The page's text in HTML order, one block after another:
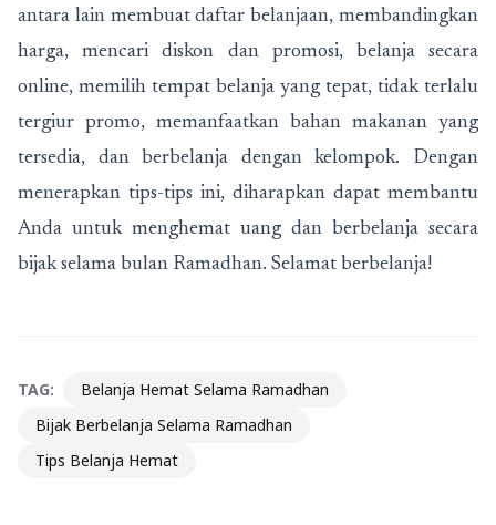
antara lain membuat daftar belanjaan, membandingkan
harga, mencari diskon dan promosi, belanja secara
online, memilih tempat belanja yang tepat, tidak terlalu
tergiur promo, memanfaatkan bahan makanan yang
tersedia, dan berbelanja dengan kelompok. Dengan
menerapkan tips-tips ini, diharapkan dapat membantu
Anda untuk menghemat uang dan berbelanja secara
bijak selama bulan Ramadhan. Selamat berbelanja!
TAG:
Belanja Hemat Selama Ramadhan
Bijak Berbelanja Selama Ramadhan
Tips Belanja Hemat